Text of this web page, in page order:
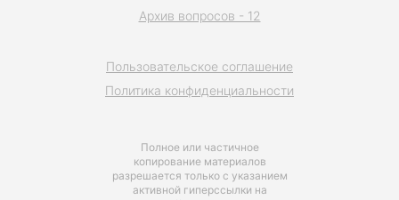
Полное или частичное
копирование материалов
разрешается только с указанием
активной гиперссылки на
Пользовательское соглашение
Политика конфиденциальности
Архив вопросов - 12